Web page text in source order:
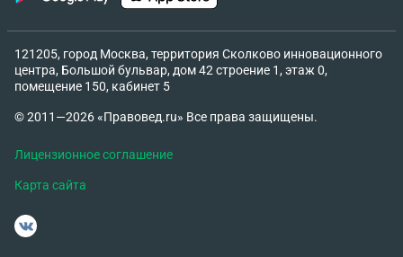
121205, город Москва, территория Сколково инновационного
центра, Большой бульвар, дом 42 строение 1, этаж 0,
помещение 150, кабинет 5
© 2011—2026 «Правовед.ru» Все права защищены.
Лицензионное соглашение
Карта сайта